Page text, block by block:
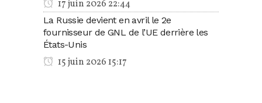
17 juin 2026 22:44
La Russie devient en avril le 2e
fournisseur de GNL de l’UE derrière les
États-Unis
15 juin 2026 15:17